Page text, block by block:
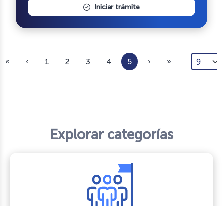
Iniciar trámite
« ‹ 1 2 3 4 5 › »
Explorar categorías